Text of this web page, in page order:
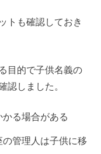
トも確認しておき
目的で子供名義の
認しました。
る場合がある
管理人は子供に移